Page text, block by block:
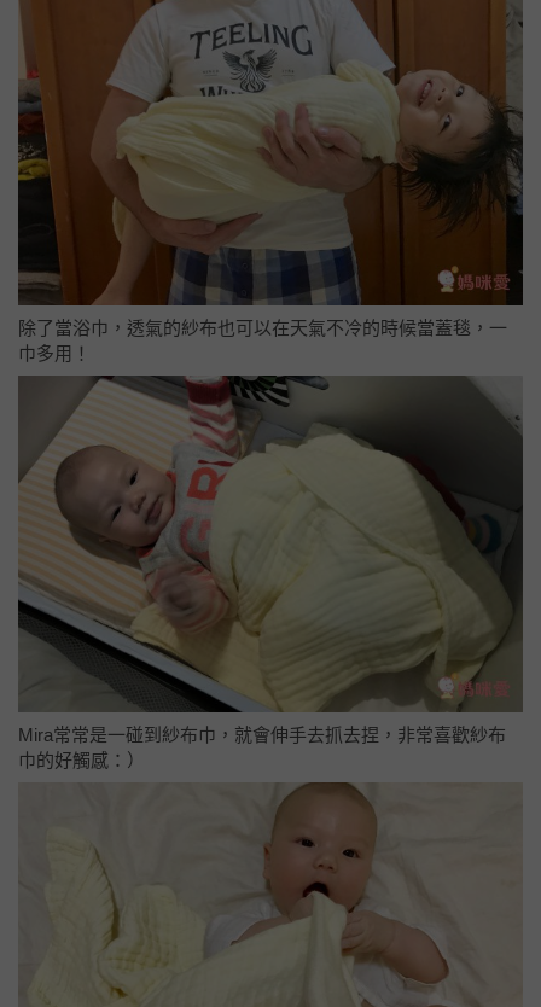
除了當浴巾，透氣的紗布也可以在天氣不冷的時候當蓋毯，一
巾多用！
Mira常常是一碰到紗布巾，就會伸手去抓去捏，非常喜歡紗布
巾的好觸感：）